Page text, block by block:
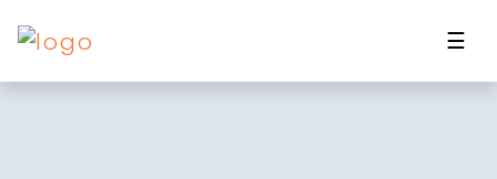
☰